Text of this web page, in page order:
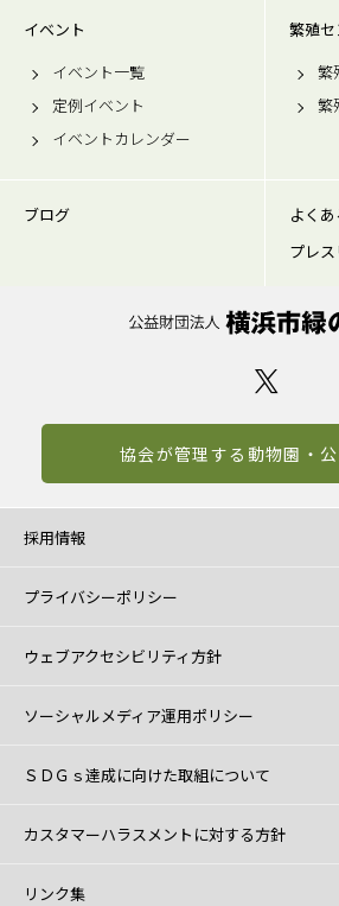
イベント
イベント一覧
定例イベント
イベントカレンダー
繁殖
繁
繁
ブログ
よく
プレ
協会が管理する動物園・
採用情報
プライバシーポリシー
ウェブアクセシビリティ方針
ソーシャルメディア運用ポリシー
ＳＤＧｓ達成に向けた取組について
カスタマーハラスメントに対する方針
リンク集